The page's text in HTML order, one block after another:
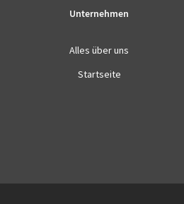
Unternehmen
Alles über uns
Startseite